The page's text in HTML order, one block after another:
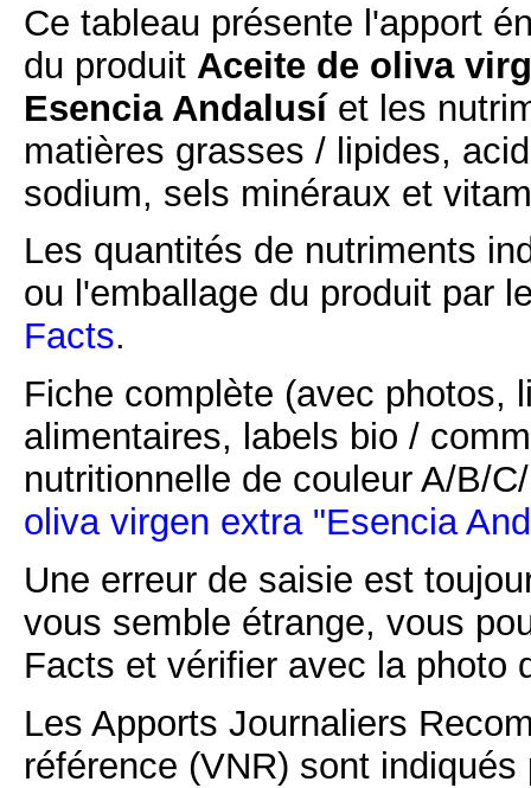
Ce tableau présente l'apport
du produit Aceite de oliva
Esencia Andalusíet les
matières grasses / lipides,
sodium, sels minéraux et
Les quantités de nutriments
ou l'emballage du produit par
Facts.
Fiche complète (avec photos,
alimentaires, labels bio /
nutritionnelle de couleur A/B/
oliva virgen extra "Esencia
Une erreur de saisie est
vous semble étrange, vous
Facts et vérifier avec la photo
Les Apports Journaliers
référence (VNR) sont